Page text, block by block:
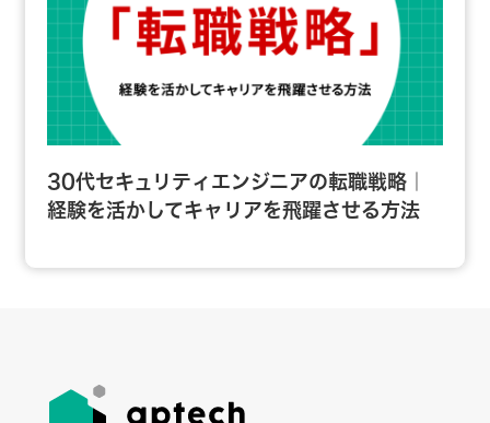
30代セキュリティエンジニアの転職戦略｜
経験を活かしてキャリアを飛躍させる方法